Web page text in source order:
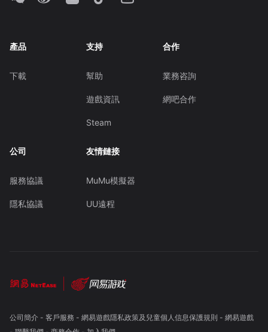
產品
下載
支持
幫助
遊戲資訊
Steam
合作
業務咨詢
網吧合作
公司
服務協議
隱私協議
友情鏈接
MuMu模擬器
UU遠程
公司簡介- 客戶服務 - 網易遊戲隱私政策及兒童個人信息保護規則 - 網易遊戲